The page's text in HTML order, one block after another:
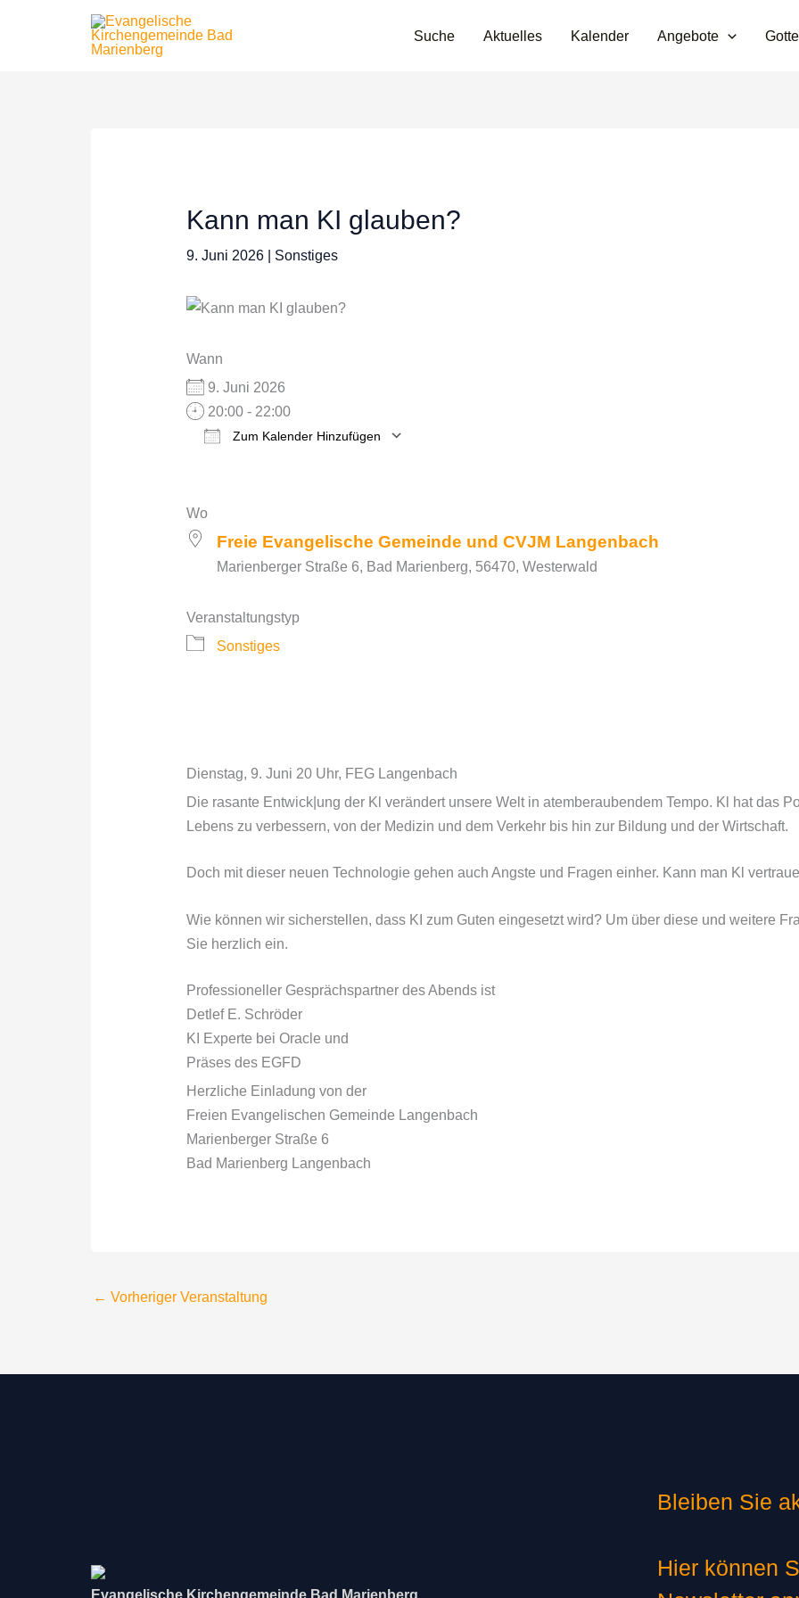
Suche Aktuelles Kalender Angebote
Kann man KI glauben?
9. Juni 2026 Sonstiges
Wann
9. Juni 2026
20:00 - 22:00
Zum Kalender Hinzufügen
Wo
Freie Evangelische Gemeinde und CVJM Langenbach
Marienberger Straße 6, Bad Marienberg, 56470, Westerwald
Veranstaltungstyp
Sonstiges
Dienstag, 9. Juni 20 Uhr, FEG Langenbach
Die rasante Entwick|ung der Kl verändert unsere Welt in atemberaubendem Tempo. Kl hat das
Lebens zu verbessern, von der Medizin und dem Verkehr bis hin zur Bildung und der Wirtschaft.
Doch mit dieser neuen Technologie gehen auch Angste und Fragen einher. Kann man Kl
Wie können wir sicherstellen, dass KI zum Guten eingesetzt wird? Um über diese und weitere
Sie herzlich ein.
Professioneller Gesprächspartner des Abends ist
Detlef E. Schröder
KI Experte bei Oracle und
Präses des EGFD
Herzliche Einladung von der
Freien Evangelischen Gemeinde Langenbach
Marienberger Straße 6
Bad Marienberg Langenbach
← Vorheriger Veranstaltung
Bleiben Sie
Hier können